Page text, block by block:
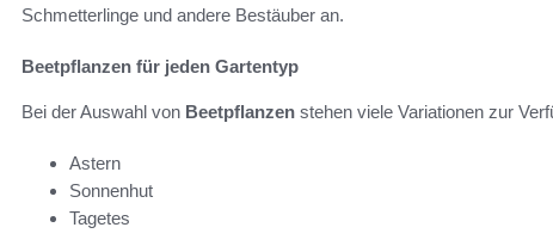
Schmetterlinge und andere Bestäuber an.
Beetpflanzen für jeden Gartentyp
Bei der Auswahl von Beetpflanzen stehen viele Variationen zur
Astern
Sonnenhut
Tagetes